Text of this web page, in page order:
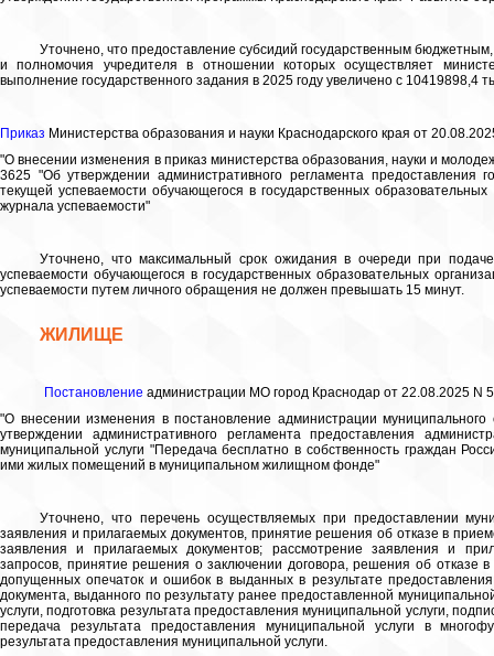
Уточнено, что предоставление субсидий государственным
и полномочия учредителя в отношении которых осуществляет
выполнение государственного задания в 2025 году увеличено с 10419898,4
Приказ Министерства образования и науки Краснодарского края от
"О внесении изменения в приказ министерства образования, науки и
3625 "Об утверждении административного регламента предоставления
текущей успеваемости обучающегося в государственных
журнала успеваемости"
Уточнено, что максимальный срок ожидания в очереди при
успеваемости обучающегося в государственных образовательных
успеваемости путем личного обращения не должен превышать 15 минут.
ЖИЛИЩЕ
Постановление администрации МО город Краснодар от 22.08.2025 N
"О внесении изменения в постановление администрации
утверждении административного регламента предоставления
муниципальной услуги "Передача бесплатно в собственность граждан
ими жилых помещений в муниципальном жилищном фонде"
Уточнено, что перечень осуществляемых при предоставлении
заявления и прилагаемых документов, принятие решения об отказе в
заявления и прилагаемых документов; рассмотрение заявления и
запросов, принятие решения о заключении договора, решения об отказе
допущенных опечаток и ошибок в выданных в результате
документа, выданного по результату ранее предоставленной
услуги, подготовка результата предоставления муниципальной услуги,
передача результата предоставления муниципальной услуги в
результата предоставления муниципальной услуги.